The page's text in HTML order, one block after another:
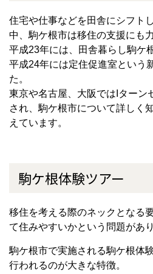
住宅や仕事などを田舎にシフト
中、駒ケ根市は移住の支援にも
平成23年には、田舎暮らし駒ケ
平成24年には定住促進室という
た。
東京や名古屋、大阪では ターン
され、駒ケ根市について詳しく
えています。
駒ケ根体験ツアー
移住を考える際のネックとなる
て住みやすいかという問題があり
駒ケ根市で実施される駒ケ根体
行われるのが大きな特徴。